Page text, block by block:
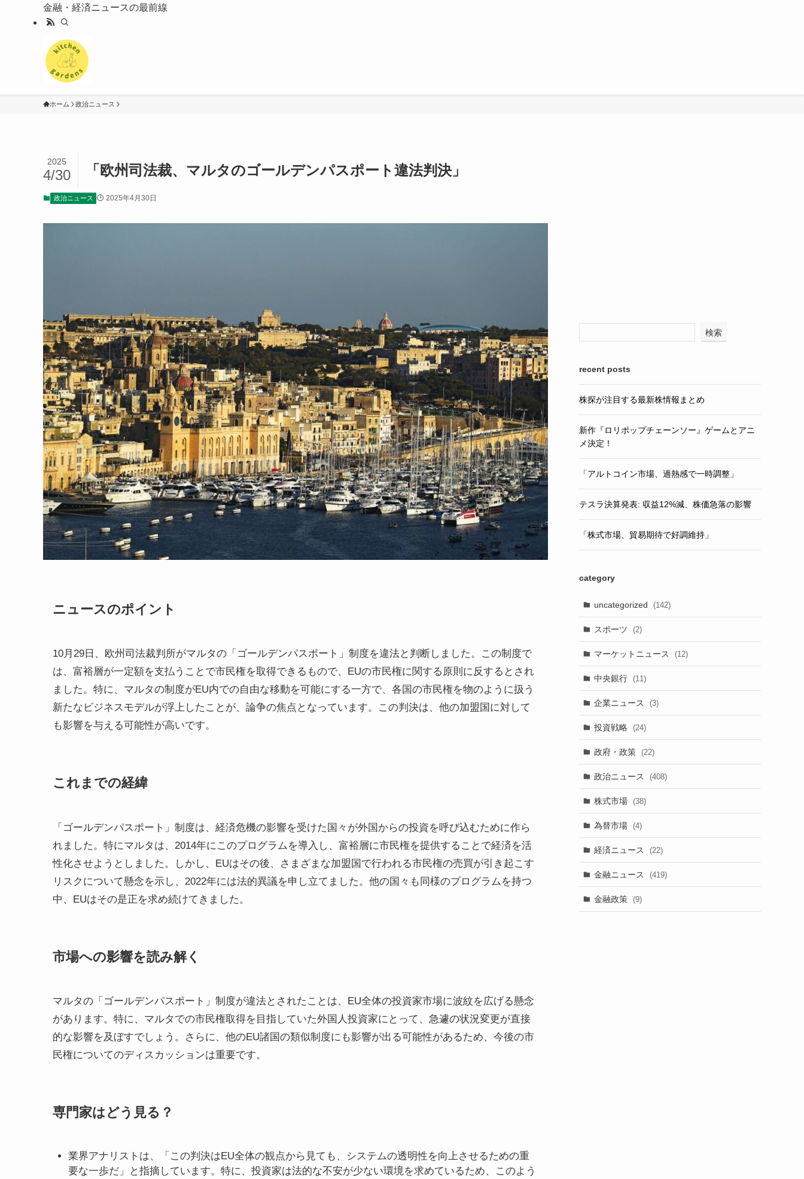
金融・経済ニュースの最前線
ホーム 政治ニュース
「欧州司法裁、マルタのゴールデンパスポート違法判決」
2025
4/30
政治ニュース 2025年4月30日
ニュースのポイント
10月29日、欧州司法裁判所がマルタの「ゴールデンパスポート」制度を違法と判断しました。この制度で
は、富裕層が一定額を支払うことで市民権を取得できるもので、EUの市民権に関する原則に反するとされ
ました。特に、マルタの制度がEU内での自由な移動を可能にする一方で、各国の市民権を物のように扱う
新たなビジネスモデルが浮上したことが、論争の焦点となっています。この判決は、他の加盟国に対して
も影響を与える可能性が高いです。
これまでの経緯
「ゴールデンパスポート」制度は、経済危機の影響を受けた国々が外国からの投資を呼び込むために作ら
れました。特にマルタは、2014年にこのプログラムを導入し、富裕層に市民権を提供することで経済を活
性化させようとしました。しかし、EUはその後、さまざまな加盟国で行われる市民権の売買が引き起こす
リスクについて懸念を示し、2022年には法的異議を申し立てました。他の国々も同様のプログラムを持つ
中、EUはその是正を求め続けてきました。
市場への影響を読み解く
マルタの「ゴールデンパスポート」制度が違法とされたことは、EU全体の投資家市場に波紋を広げる懸念
があります。特に、マルタでの市民権取得を目指していた外国人投資家にとって、急遽の状況変更が直接
的な影響を及ぼすでしょう。さらに、他のEU諸国の類似制度にも影響が出る可能性があるため、今後の市
民権についてのディスカッションは重要です。
専門家はどう見る？
業界アナリストは、「この判決はEU全体の観点から見ても、システムの透明性を向上させるための重
要な一歩だ」と指摘しています。特に、投資家は法的な不安が少ない環境を求めているため、このよう
検索
recent posts
株探が注目する最新株情報まとめ
新作『ロリポップチェーンソー』ゲームとアニ
メ決定！
「アルトコイン市場、過熱感で一時調整」
テスラ決算発表: 収益12%減、株価急落の影響
「株式市場、貿易期待で好調維持」
category
uncategorized (142)
スポーツ (2)
マーケットニュース (12)
中央銀行 (11)
企業ニュース (3)
投資戦略 (24)
政府・政策 (22)
政治ニュース (408)
株式市場 (38)
為替市場 (4)
経済ニュース (22)
金融ニュース (419)
金融政策 (9)